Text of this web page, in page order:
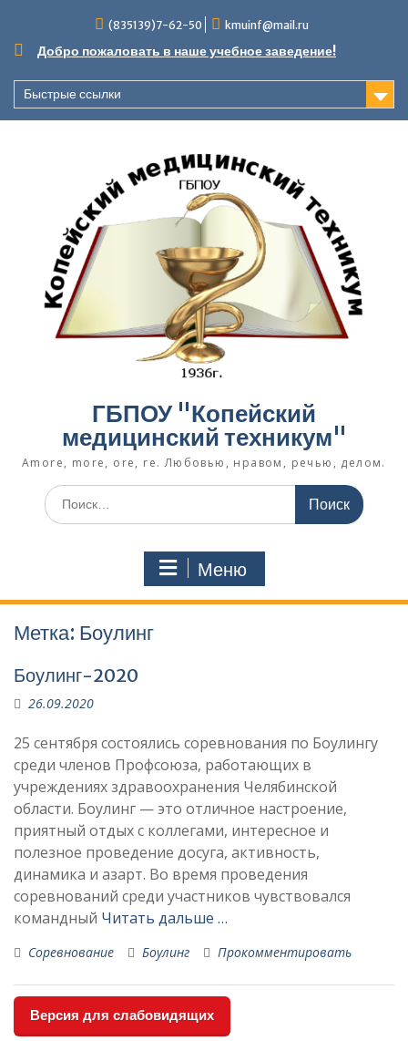
содержимому
(835139)7-62-50 kmuinf@mail.ru
Добро пожаловать в наше учебное заведение!
Быстрые ссылки
ГБПОУ "Копейский
медицинский техникум"
Amore, more, ore, re. Любовью, нравом, речью, делом.
Поиск
по:
Меню
Метка: Боулинг
Боулинг-2020
26.09.2020
25 сентября состоялись соревнования по Боулингу
среди членов Профсоюза, работающих в
учреждениях здравоохранения Челябинской
области. Боулинг — это отличное настроение,
приятный отдых с коллегами, интересное и
полезное проведение досуга, активность,
динамика и азарт. Во время проведения
соревнований среди участников чувствовался
командный Читать дальше …
Соревнование Боулинг Прокомментировать
Версия для слабовидящих